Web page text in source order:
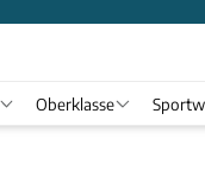
Oberklasse